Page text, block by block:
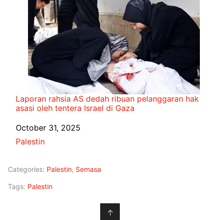
Laporan rahsia AS dedah ribuan pelanggaran hak
asasi oleh tentera Israel di Gaza
Date
October 31, 2025
In relation to
Palestin
Categories: Palestin, Semasa
Tags: Palestin
↑